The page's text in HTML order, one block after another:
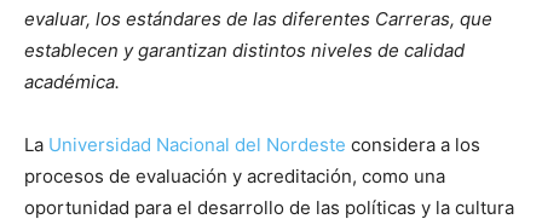
evaluar, los estándares de las diferentes Carreras, que
establecen y garantizan distintos niveles de calidad
académica.
La Universidad Nacional del Nordeste considera a los
procesos de evaluación y acreditación, como una
oportunidad para el desarrollo de las políticas y la cultura